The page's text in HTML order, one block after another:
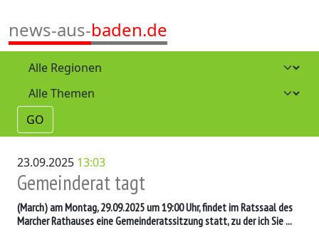
news-aus-baden.de
GO
23.09.2025 13:03
Gemeinderat tagt
(March)am Montag, 29.09.2025 um 19:00 Uhr, findet im Ratssaal des
Marcher Rathauses eine Gemeinderatssitzung statt, zu der ich Sie ...